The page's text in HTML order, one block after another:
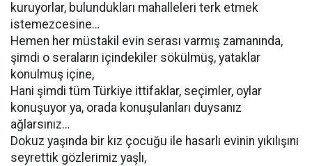
kuruyorlar, bulundukları mahalleleri terk etmek
istemezcesine…
Hemen her müstakil evin serası varmış zamanında,
şimdi o seraların içindekiler sökülmüş, yataklar
konulmuş içine,
Hani şimdi tüm Türkiye ittifaklar, seçimler, oylar
konuşuyor ya, orada konuşulanları duysanız
ağlarsınız…
Dokuz yaşında bir kız çocuğu ile hasarlı evinin yıkılışını
seyrettik gözlerimiz yaşlı,